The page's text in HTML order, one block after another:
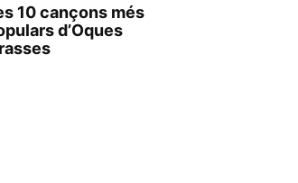
10 cançons més
d’Oques